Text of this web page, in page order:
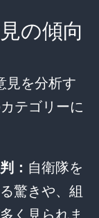
の傾向
見を分析す
テゴリーに
： 自衛隊を
驚きや、組
く見られま